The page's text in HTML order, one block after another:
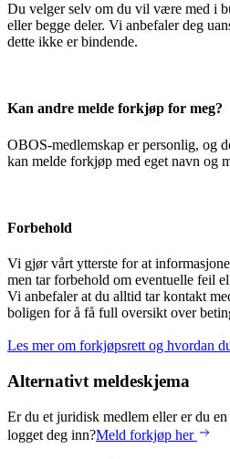
Du velger selv om du vil være med i
eller begge deler. Vi anbefaler deg
dette ikke er bindende.
Kan andre melde forkjøp for meg?
OBOS-medlemskap er personlig, og
kan melde forkjøp med eget navn og
Forbehold
Vi gjør vårt ytterste for at
men tar forbehold om eventuelle feil
Vi anbefaler at du alltid tar kontakt
boligen for å få full oversikt over
Les mer om forkjøpsrett og hvordan
Alternativt meldeskjema
Er du et juridisk medlem eller er du
logget deg inn?Meld forkjøp her